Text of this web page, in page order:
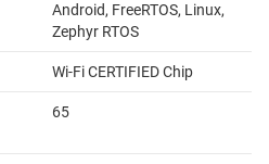
Android, FreeRTOS, Linux,
Zephyr RTOS
Wi-Fi CERTIFIED Chip
65